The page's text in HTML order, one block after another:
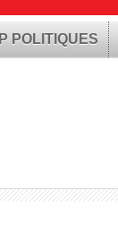
POLITIQUES